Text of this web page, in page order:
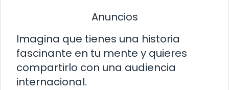
Anuncios
Imagina que tienes una historia
fascinante en tu mente y quieres
compartirlo con una audiencia
internacional.